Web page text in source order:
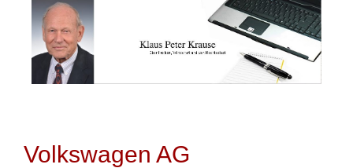
Volkswagen AG